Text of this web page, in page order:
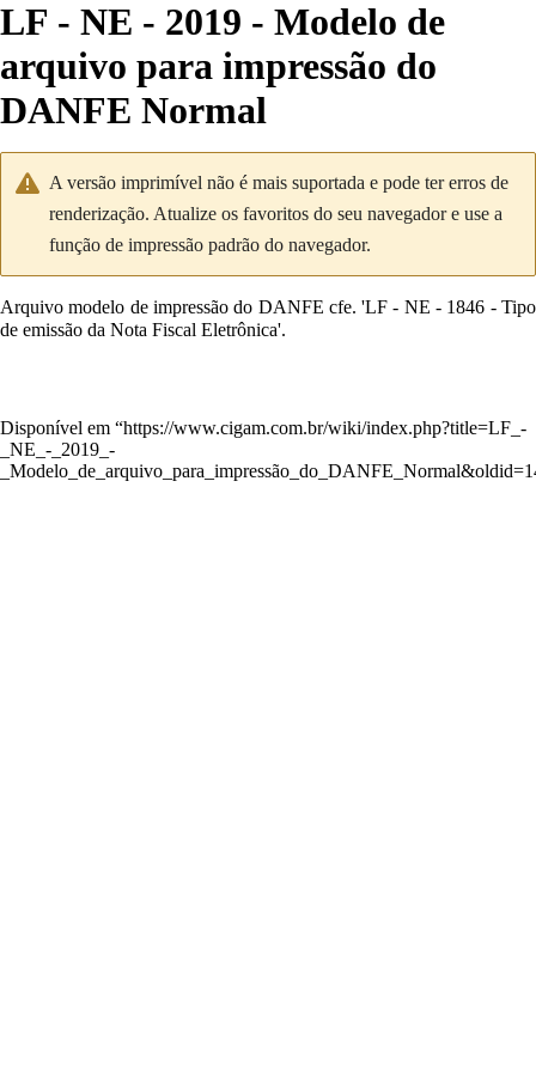
LF - NE - 2019 - Modelo de
arquivo para impressão do
DANFE Normal
A versão imprimível não é mais suportada e pode ter erros de
renderização. Atualize os favoritos do seu navegador e use a
função de impressão padrão do navegador.
Arquivo modelo de impressão do DANFE cfe. 'LF - NE - 1846 - Tipo
de emissão da Nota Fiscal Eletrônica'.
Disponível em “https://www.cigam.com.br/wiki/index.php?title=LF_-
_NE_-_2019_-